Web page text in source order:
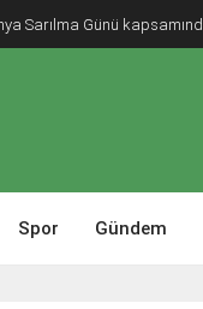
Sarılma Günü
Spor Gündem